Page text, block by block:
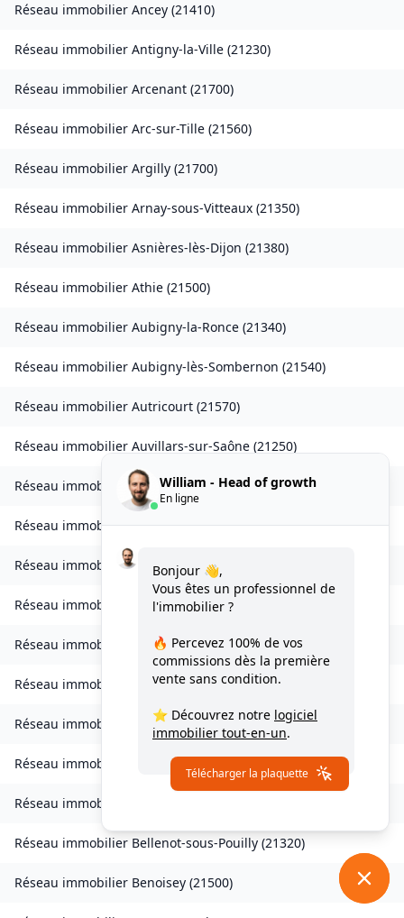
Réseau immobilier Ancey (21410)
Réseau immobilier Antigny-la-Ville (21230)
Réseau immobilier Arcenant (21700)
Réseau immobilier Arc-sur-Tille (21560)
Réseau immobilier Argilly (21700)
Réseau immobilier Arnay-sous-Vitteaux (21350)
Réseau immobilier Asnières-lès-Dijon (21380)
Réseau immobilier Athie (21500)
Réseau immobilier Aubigny-la-Ronce (21340)
Réseau immobilier Aubigny-lès-Sombernon (21540)
Réseau immobilier Autricourt (21570)
Réseau immobilier Auvillars-sur-Saône (21250)
Réseau immobilierAuxonne(21130)
Réseau immobilierAvot(21580)
Réseau immobilierBalot(21330 )
Réseau immobilier Barbirey-sur-Ouche
Réseau immobilier Baulme-la-Roche(21410)
Réseau immobilier Beire-le-Châtel(21310)
Réseau immobilier Beire-le-Fort(21110)
Réseau immobilier Bellefond
Réseau immobilier
Réseau immobilier Bellenot-sous-Pouilly (21320)
Réseau immobilier Benoisey (21500)
William - Head of growth
En ligne
Bonjour 👋,
Vous êtes un professionnel de
l'immobilier ?
🔥 Percevez 100% de vos
commissions dès la première
vente sans condition.
⭐ Découvrez notre logiciel
immobilier tout-en-un.
Télécharger la plaquette